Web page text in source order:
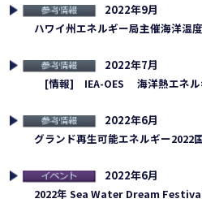
考情報
2022年9月
ハワイ州エネルギー局主催海洋温
考情報
2022年7月
[情報] IEA-OES 海洋熱エネル
考情報
2022年6月
グランド再生可能エネルギー2022
連イベント
2022年6月
2022年 Sea Water Dream